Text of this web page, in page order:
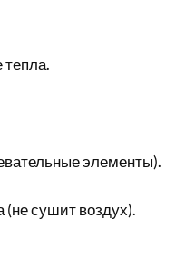
элементы).
(не сушит воздух).